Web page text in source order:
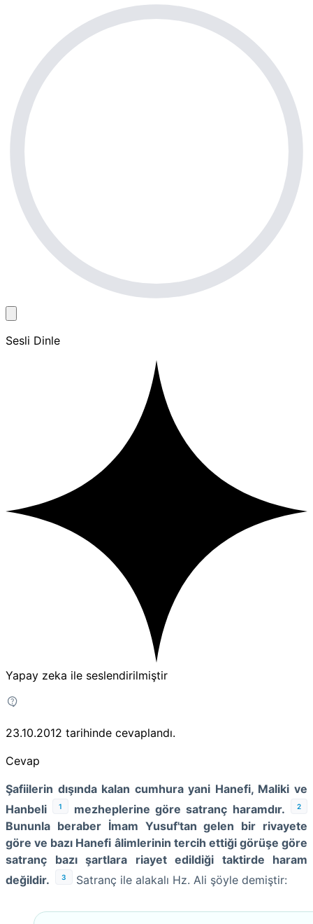
Sesli Dinle
Yapay zeka ile seslendirilmiştir
23.10.2012 tarihinde cevaplandı.
Cevap
Şafiilerin dışında kalan cumhura yani Hanefi, Maliki ve
Hanbeli
1 mezheplerine göre satranç haramdır. 2
Bununla beraber İmam Yusuf'tan gelen bir rivayete
göre ve bazı Hanefi âlimlerinin tercih ettiği görüşe göre
satranç bazı şartlara riayet edildiği taktirde haram
değildir.
3 Satranç ile alakalı Hz. Ali şöyle demiştir: